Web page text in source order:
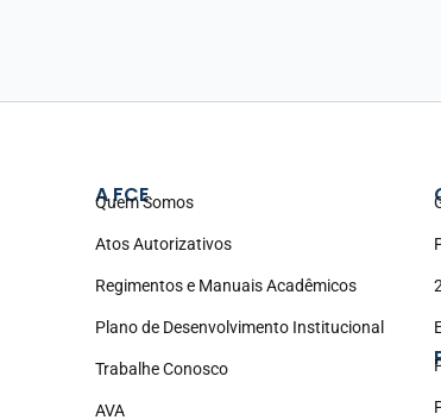
A FCE
Quem Somos
Atos Autorizativos
Regimentos e Manuais Acadêmicos
Plano de Desenvolvimento Institucional
Trabalhe Conosco
AVA